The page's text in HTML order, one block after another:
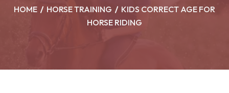
HOME HORSE TRAINING
KIDS CORRECT AGE FOR
HORSE RIDING